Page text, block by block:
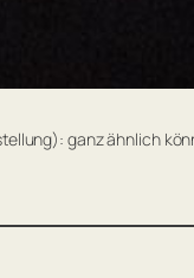
ganz ähnlich